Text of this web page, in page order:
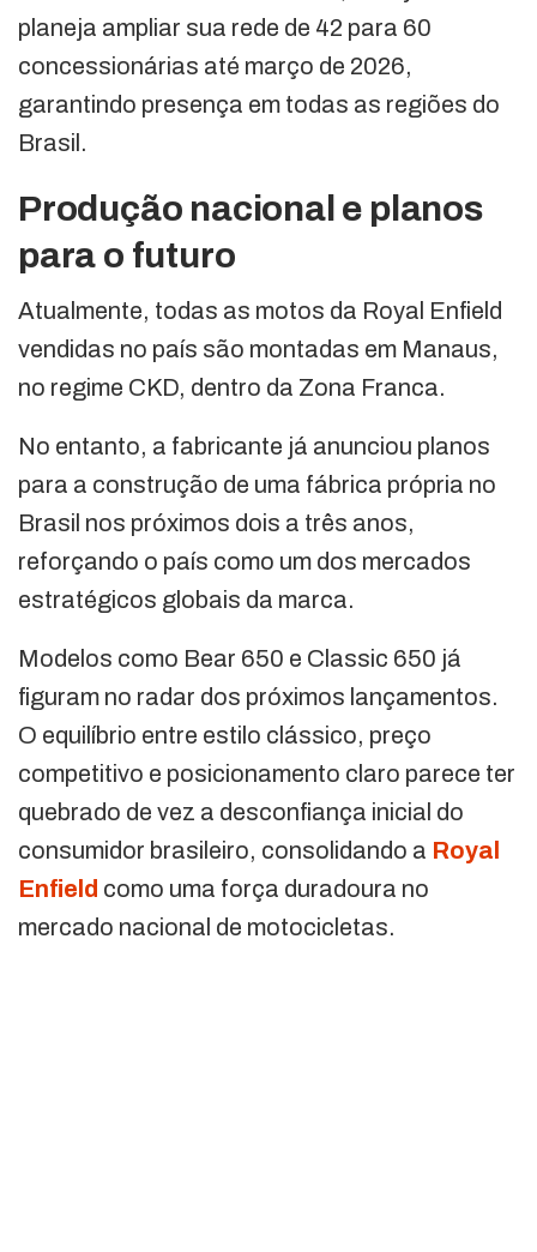
planeja ampliar sua rede de 42 para 60
concessionárias até março de 2026,
garantindo presença em todas as regiões do
Brasil.
Produção nacional e planos
para o futuro
Atualmente, todas as motos da Royal Enfield
vendidas no país são montadas em Manaus,
no regime CKD, dentro da Zona Franca.
No entanto, a fabricante já anunciou planos
para a construção de uma fábrica própria no
Brasil nos próximos dois a três anos,
reforçando o país como um dos mercados
estratégicos globais da marca.
Modelos como Bear 650 e Classic 650 já
figuram no radar dos próximos lançamentos.
O equilíbrio entre estilo clássico, preço
competitivo e posicionamento claro parece ter
quebrado de vez a desconfiança inicial do
consumidor brasileiro, consolidando a Royal
Enfield como uma força duradoura no
mercado nacional de motocicletas.